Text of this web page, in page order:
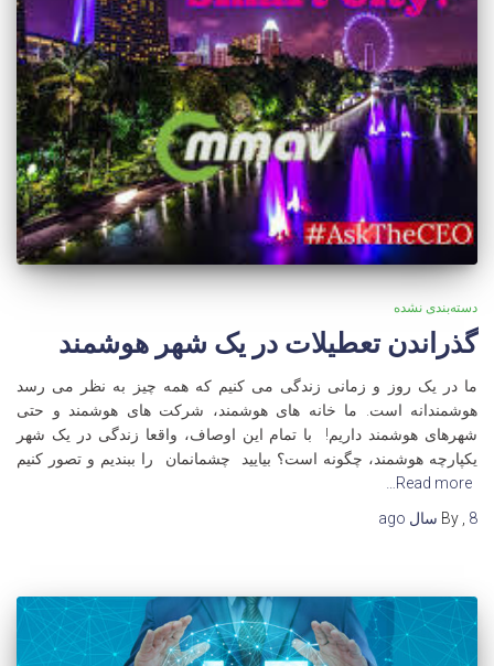
دسته‌بندی نشده
گذراندن تعطیلات در یک شهر هوشمند
ما در یک روز و زمانی زندگی می کنیم که همه چیز به نظر می رسد
هوشمندانه است. ما خانه های هوشمند، شرکت های هوشمند و حتی
شهرهای هوشمند داریم! با تمام این اوصاف، واقعا زندگی در یک شهر
یکپارچه هوشمند، چگونه است؟ بیایید چشمانمان را ببندیم و تصور کنیم
Read more…
By
8 سال